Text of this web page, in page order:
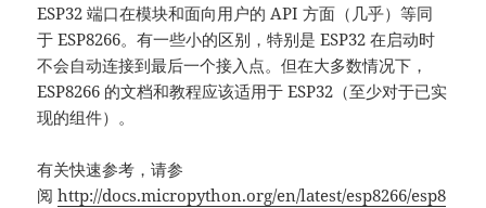
ESP32 端口在模块和面向用户的 API 方面（几乎）等同
于 ESP8266。有一些小的区别，特别是 ESP32 在启动时
不会自动连接到最后一个接入点。但在大多数情况下，
ESP8266 的文档和教程应该适用于 ESP32（至少对于已实
现的组件）。
有关快速参考，请参
阅http://docs.micropython.org/en/latest/esp8266/esp8